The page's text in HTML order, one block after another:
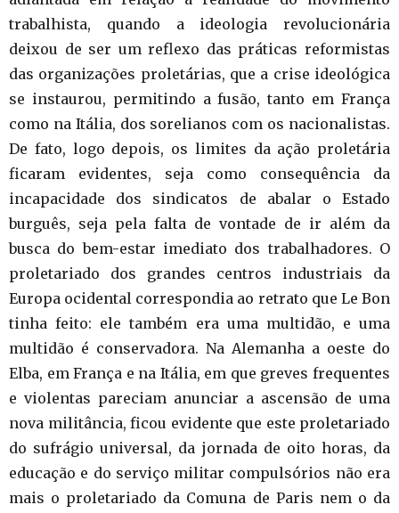
trabalhista, quando a ideologia revolucionária
deixou de ser um reflexo das práticas reformistas
das organizações proletárias, que a crise ideológica
se instaurou, permitindo a fusão, tanto em França
como na Itália, dos sorelianos com os nacionalistas.
De fato, logo depois, os limites da ação proletária
ficaram evidentes, seja como consequência da
incapacidade dos sindicatos de abalar o Estado
burguês, seja pela falta de vontade de ir além da
busca do bem-estar imediato dos trabalhadores. O
proletariado dos grandes centros industriais da
Europa ocidental correspondia ao retrato que Le Bon
tinha feito: ele também era uma multidão, e uma
multidão é conservadora. Na Alemanha a oeste do
Elba, em França e na Itália, em que greves frequentes
e violentas pareciam anunciar a ascensão de uma
nova militância, ficou evidente que este proletariado
do sufrágio universal, da jornada de oito horas, da
educação e do serviço militar compulsórios não era
mais o proletariado da Comuna de Paris nem o da